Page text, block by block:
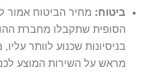
ביטוח: מחיר הביטוח אמור
הסופית שתקבלו מחברת
בניסיונות שכנוע לוותר
מראש על השירות המוצע